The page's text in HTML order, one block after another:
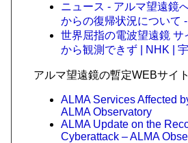
ニュース - アルマ望遠鏡
からの復帰状況について
世界屈指の電波望遠鏡 サ
から観測できず | NHK |
アルマ望遠鏡の暫定WEBサイト
ALMA Services Affected
ALMA Observatory
ALMA Update on the
Cyberattack – ALMA